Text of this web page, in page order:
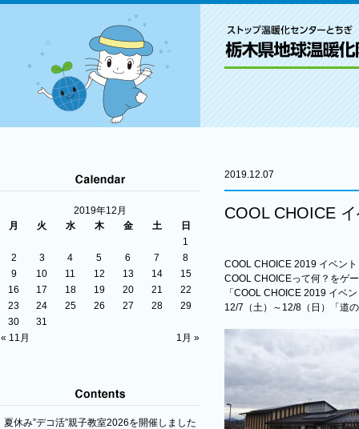
2019年12月
月
火 水 木 金 土 日
« 11月 1月 »
1
2
3 4 5 6 7
8
9
10 11 12 13 14
15
16
17 18 19 20 21
22
23
24 25 26 27 28
29
30
31
夏休み”デコ活”親子教室2026を開催しました
2019.12.07
COOL CHOICE
COOL CHOICE 2019 イベン
COOL CHOICEって何？をゲ
「COOL CHOICE 2019 イベ
12/7（土）～12/8（日）「道